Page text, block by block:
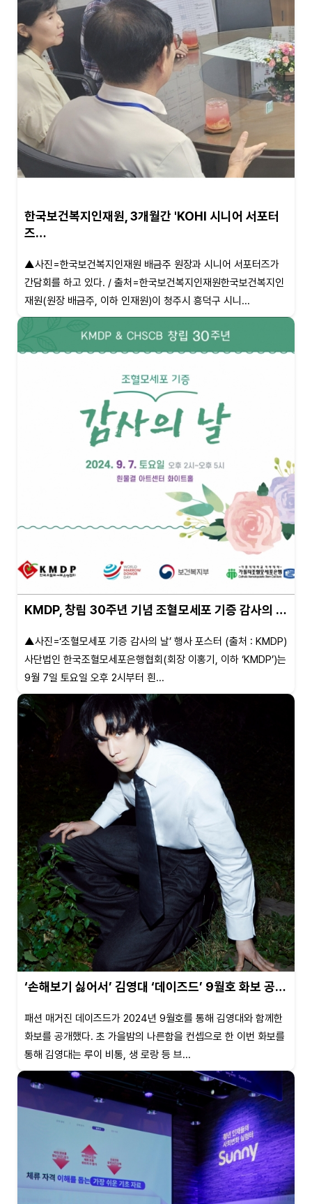
한국보건복지인재원, 3개월간 'KOHI 시니어 서포터
즈…
▲사진=한국보건복지인재원 배금주 원장과 시니어 서포터즈가
간담회를 하고 있다. / 출처=한국보건복지인재원한국보건복지인
재원(원장 배금주, 이하 인재원)이 청주시 흥덕구 시니...
KMDP, 창립 30주년 기념 조혈모세포 기증 감사의 …
▲사진=‘조혈모세포 기증 감사의 날’ 행사 포스터 (출처 : KMDP)
사단법인 한국조혈모세포은행협회(회장 이홍기, 이하 ‘KMDP’)는
9월 7일 토요일 오후 2시부터 흰...
‘손해보기 싫어서’ 김영대 ‘데이즈드’ 9월호 화보 공…
패션 매거진 데이즈드가 2024년 9월호를 통해 김영대와 함께한
화보를 공개했다. 초 가을밤의 나른함을 컨셉으로 한 이번 화보를
통해 김영대는 루이 비통, 생 로랑 등 브...